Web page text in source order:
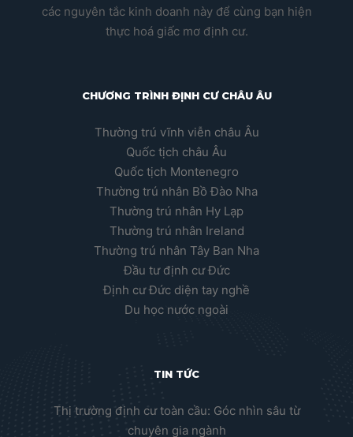
các nguyên tắc kinh doanh này để cùng bạn hiện
thực hoá giấc mơ định cư.
CHƯƠNG TRÌNH ĐỊNH CƯ CHÂU ÂU
Thường trú vĩnh viễn châu Âu
Quốc tịch châu Âu
Quốc tịch Montenegro
Thường trú nhân Bồ Đào Nha
Thường trú nhân Hy Lạp
Thường trú nhân Ireland
Thường trú nhân Tây Ban Nha
Đầu tư định cư Đức
Định cư Đức diện tay nghề
Du học nước ngoài
TIN TỨC
Thị trường định cư toàn cầu: Góc nhìn sâu từ
chuyên gia ngành